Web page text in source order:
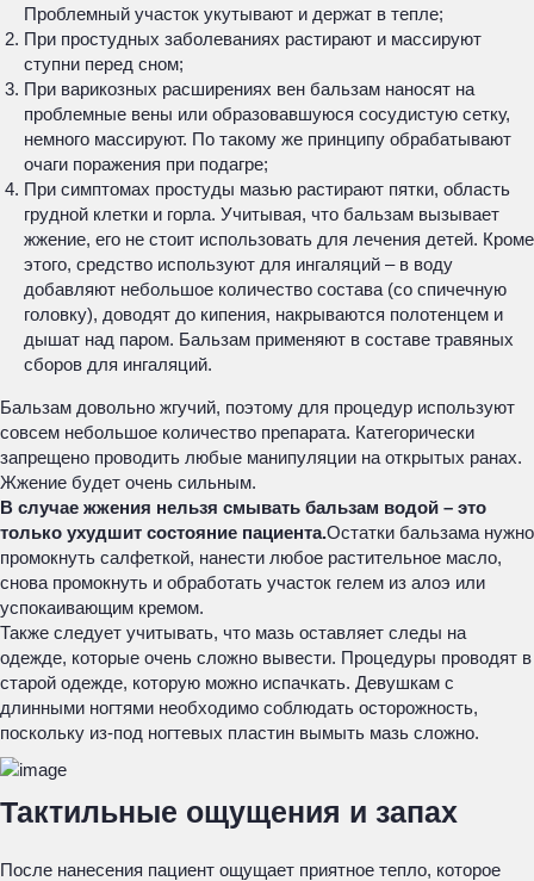
Проблемный участок укутывают и держат в тепле;
При простудных заболеваниях растирают и массируют
ступни перед сном;
При варикозных расширениях вен бальзам наносят на
проблемные вены или образовавшуюся сосудистую сетку,
немного массируют. По такому же принципу обрабатывают
очаги поражения при подагре;
При симптомах простуды мазью растирают пятки, область
грудной клетки и горла. Учитывая, что бальзам вызывает
жжение, его не стоит использовать для лечения детей. Кроме
этого, средство используют для ингаляций – в воду
добавляют небольшое количество состава (со спичечную
головку), доводят до кипения, накрываются полотенцем и
дышат над паром. Бальзам применяют в составе травяных
сборов для ингаляций.
Бальзам довольно жгучий, поэтому для процедур используют
совсем небольшое количество препарата. Категорически
запрещено проводить любые манипуляции на открытых ранах.
Жжение будет очень сильным.
В случае жжения нельзя смывать бальзам водой – это
только ухудшит состояние пациента.Остатки бальзама нужно
промокнуть салфеткой, нанести любое растительное масло,
снова промокнуть и обработать участок гелем из алоэ или
успокаивающим кремом.
Также следует учитывать, что мазь оставляет следы на
одежде, которые очень сложно вывести. Процедуры проводят в
старой одежде, которую можно испачкать. Девушкам с
длинными ногтями необходимо соблюдать осторожность,
поскольку из-под ногтевых пластин вымыть мазь сложно.
Тактильные ощущения и запах
После нанесения пациент ощущает приятное тепло, которое